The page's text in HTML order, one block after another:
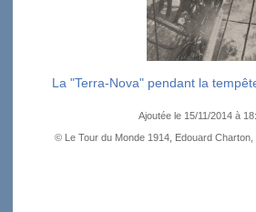
La "Terra-Nova" pendant la
Ajoutée le 15/11/2014 à
© Le Tour du Monde 1914, Edouard Charton,